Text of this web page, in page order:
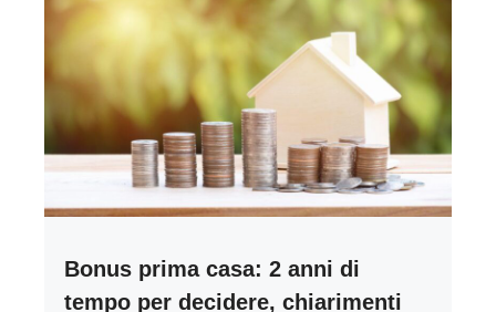
Bonus prima casa: 2 anni di
tempo per decidere, chiarimenti